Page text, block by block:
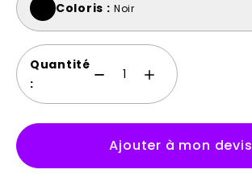
Coloris : Noir
Quantité
:
Ajouter à mon devis